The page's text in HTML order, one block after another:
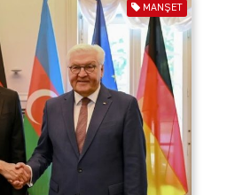
MANŞET